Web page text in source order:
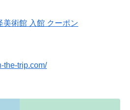
美術館 入館 クーポン
the-trip.com/